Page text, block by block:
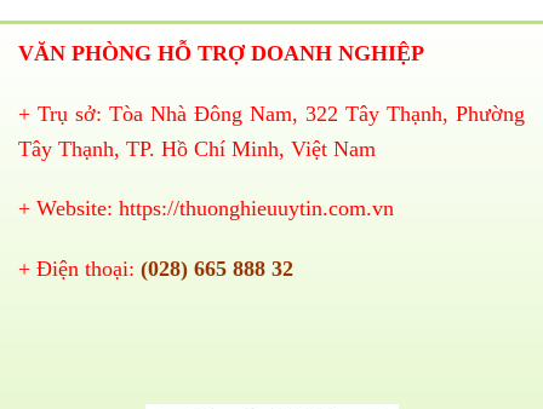
VĂN PHÒNG HỖ TRỢ DOANH NGHIỆP
+ Trụ sở: Tòa Nhà Đông Nam, 322 Tây Thạnh, Phường
Tây Thạnh, TP. Hồ Chí Minh, Việt Nam
+ Website: https://thuonghieuuytin.com.vn
+ Điện thoại: (028) 665 888 32